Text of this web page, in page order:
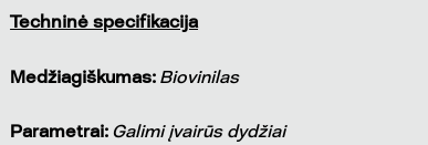
Techninė specifikacija
Medžiagiškumas: Biovinilas
Parametrai: Galimi įvairūs dydžiai